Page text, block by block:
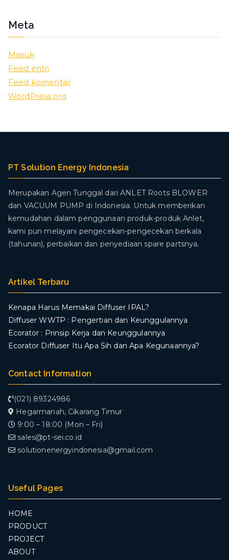
Meta
Masuk
Feed entri
Feed komentar
WordPress.org
PT Solution Energy Indonesia
Merupakan Agen Tunggal dari ANLET Roots BLOWER
dan VACUUM PUMP di Indonesia. Untuk memberikan
kemudahan dalam penggunaan produk-produk Anlet,
kami pun melayani pengecekan-pengecekan berkala
(tahunan), perbaikan dan penyediaan spare partsnya.
Artikel Terbaru
Kenapa Harus Memakai Diffuser IPAL?
Diffuser WWTP : Pengertian dan Keunggulannya
Ecorator : Prinsip Kerja dan Keunggulannya
Ecorator Diffuser Itu Apa Sih dan Apa Kegunaannya?
Contact Information
(021) 89324986
Hegarmanah, Cikarang Timur
9:00 – 18:00 (Mon – Fri)
sales@pt-sei.co.id
solutionenergyindonesia@gmail.com
Useful Pages
HOME
PRODUCT
PROJECT
ABOUT